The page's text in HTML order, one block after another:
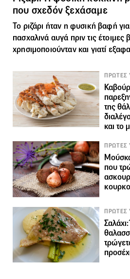
που σχεδόν ξεχάσαμε
Το ριζάρι ήταν η φυσική βαφή
πασχαλινά αυγά πριν τις έτοιμες
χρησιμοποιούνταν και γιατί
ΠΡΩΤΕΣ
της
και το
ΠΡΩΤΕΣ
που
ΠΡΩΤΕΣ